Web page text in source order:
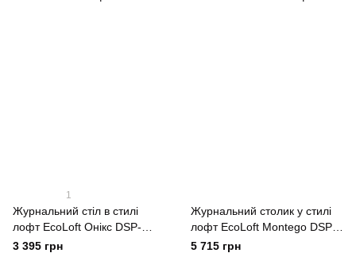
1
Журнальний стіл в стилі
лофт EcoLoft Онікс DSP-
1282
3 395 грн
Журнальний столик у стилі
лофт EcoLoft Montego DSP-
1155
5 715 грн